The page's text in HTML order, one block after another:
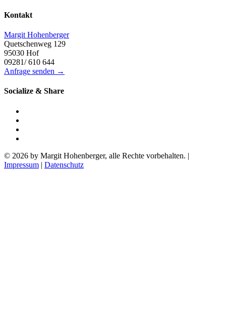
Kontakt
Margit Hohenberger
Quetschenweg 129
95030 Hof
09281/ 610 644
Anfrage senden →
Socialize & Share
© 2026 by Margit Hohenberger, alle Rechte vorbehalten. |
Impressum | Datenschutz